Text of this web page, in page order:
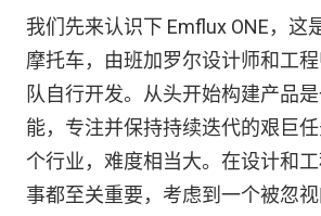
我们先来认识下 Emflux ONE，这
摩托车，由班加罗尔设计师和工
队自行开发。从头开始构建产品
能，专注并保持持续迭代的艰巨
个行业，难度相当大。在设计和
事都至关重要，考虑到一个被忽